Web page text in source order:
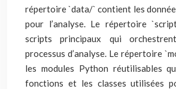
répertoire `data/` contient les
pour l’analyse. Le répertoire
scripts principaux qui
processus d’analyse. Le répertoire
les modules Python réutilisables
fonctions et les classes utilisées